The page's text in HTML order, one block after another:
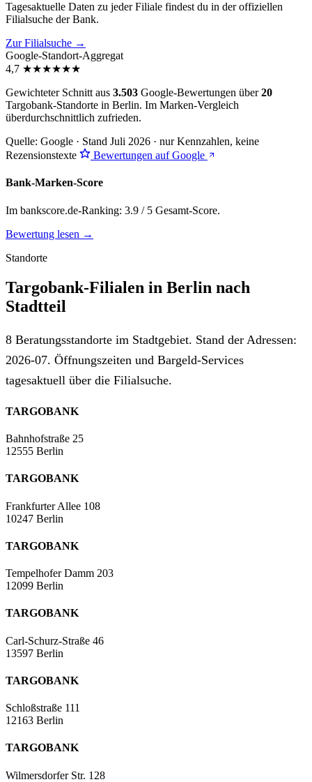
Tagesaktuelle Daten zu jeder Filiale findest du in der offiziellen
Filialsuche der Bank.
Zur Filialsuche →
Google-Standort-Aggregat
4,7 ★★★★★★
Gewichteter Schnitt aus 3.503 Google-Bewertungen über20
Targobank-Standorte in Berlin. Im Marken-Vergleich
überdurchschnittlich zufrieden.
Quelle: Google · Stand Juli 2026 · nur Kennzahlen, keine
Rezensionstexte
Bewertungen auf Google
Bank-Marken-Score
Im bankscore.de-Ranking: 3.9 / 5 Gesamt-Score.
Bewertung lesen →
Standorte
Targobank-Filialen in Berlin nach
Stadtteil
8 Beratungsstandorte im Stadtgebiet. Stand der Adressen:
2026-07. Öffnungszeiten und Bargeld-Services
tagesaktuell über die Filialsuche.
TARGOBANK
Bahnhofstraße 25
12555 Berlin
TARGOBANK
Frankfurter Allee 108
10247 Berlin
TARGOBANK
Tempelhofer Damm 203
12099 Berlin
TARGOBANK
Carl-Schurz-Straße 46
13597 Berlin
TARGOBANK
Schloßstraße 111
12163 Berlin
TARGOBANK
Wilmersdorfer Str. 128